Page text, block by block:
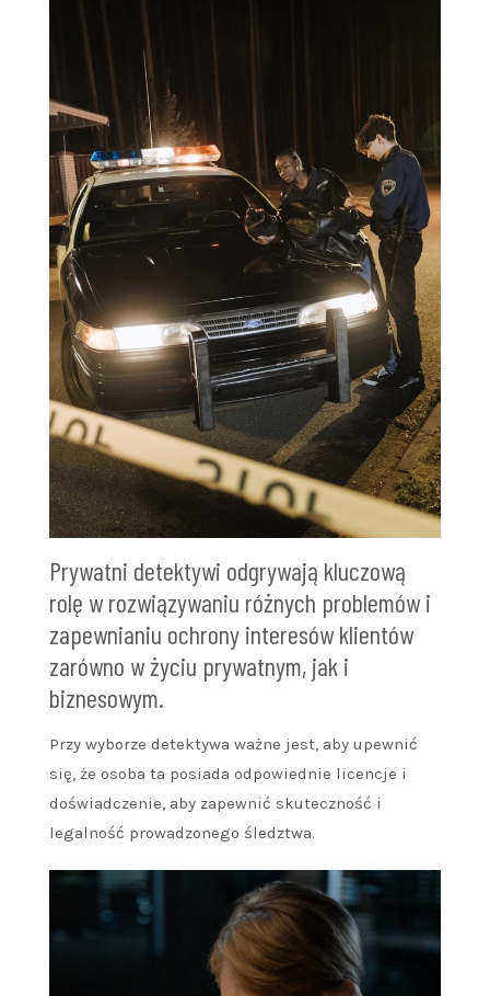
Prywatni detektywi odgrywają kluczową
rolę w rozwiązywaniu różnych problemów i
zapewnianiu ochrony interesów klientów
zarówno w życiu prywatnym, jak i
biznesowym.
Przy wyborze detektywa ważne jest, aby upewnić
się, że osoba ta posiada odpowiednie licencje i
doświadczenie, aby zapewnić skuteczność i
legalność prowadzonego śledztwa.